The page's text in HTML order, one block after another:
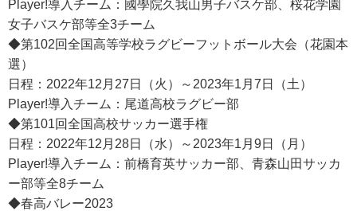
Player!導入チーム：國學院久我山男子バスケ部、桜花学園
女子バスケ部等全3チーム
◆第102回全国高等学校ラグビーフットボール大会（花園本
選）
日程：2022年12月27日（火）～2023年1月7日（土）
Player!導入チーム：尾道高校ラグビー部
◆第101回全国高校サッカー選手権
日程：2022年12月28日（水）～2023年1月9日（月）
Player!導入チーム：前橋育英サッカー部、青森山田サッカ
ー部等全8チーム
◆春高バレー2023